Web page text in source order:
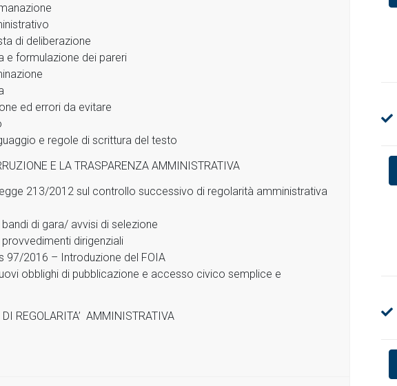
di deliberazione
e formulazione dei pareri
ed errori da evitare
e regole di scrittura del testo
E LA TRASPARENZA AMMINISTRATIVA
213/2012 sul controllo successivo di regolarità amministrativa
di gara/ avvisi di selezione
dirigenziali
97/2016 – Introduzione del FOIA
obblighi di pubblicazione e accesso civico semplice e
REGOLARITA’ AMMINISTRATIVA